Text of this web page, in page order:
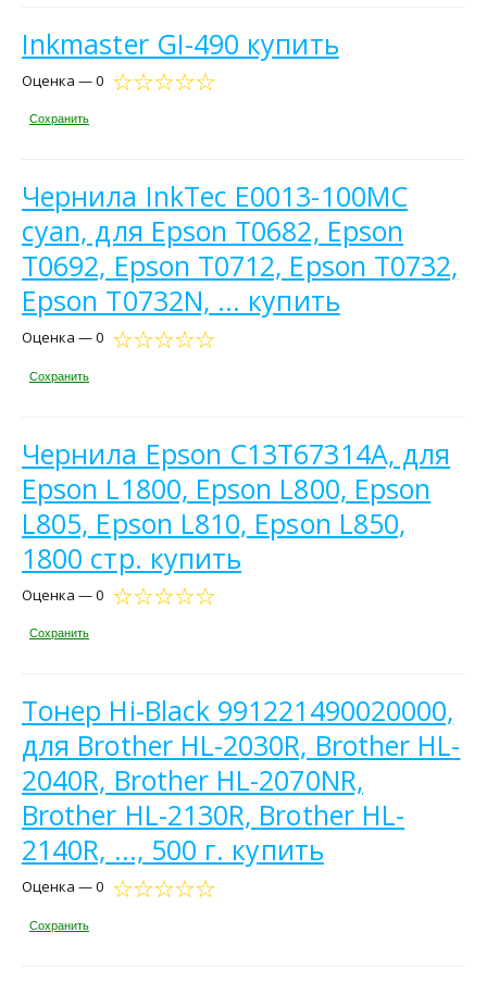
Inkmaster GI-490 купить
Оценка — 0
Сохранить
Чернила InkTec E0013-100MC
cyan, для Epson T0682, Epson
T0692, Epson T0712, Epson T0732,
Epson T0732N, ... купить
Оценка — 0
Сохранить
Чернила Epson C13T67314A, для
Epson L1800, Epson L800, Epson
L805, Epson L810, Epson L850,
1800 стр. купить
Оценка — 0
Сохранить
Тонер Hi-Black 991221490020000,
для Brother HL-2030R, Brother HL-
2040R, Brother HL-2070NR,
Brother HL-2130R, Brother HL-
2140R, ..., 500 г. купить
Оценка — 0
Сохранить